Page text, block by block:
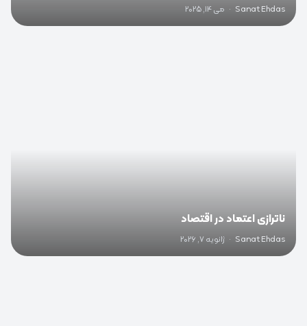
Sanat Ehdas
· می 14, 2025
ناترازی اعتماد در اقتصاد
Sanat Ehdas
· ژانویه 7, 2026